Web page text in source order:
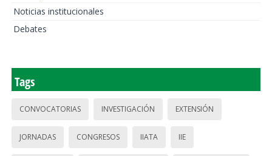
Noticias institucionales
Debates
Tags
CONVOCATORIAS INVESTIGACIÓN EXTENSIÓN
JORNADAS CONGRESOS IIATA IIE